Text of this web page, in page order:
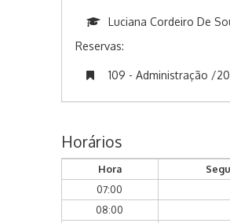
Luciana Cordeiro De
Reservas:
109 - Administração /
Horários
Hora
07:00
08:00